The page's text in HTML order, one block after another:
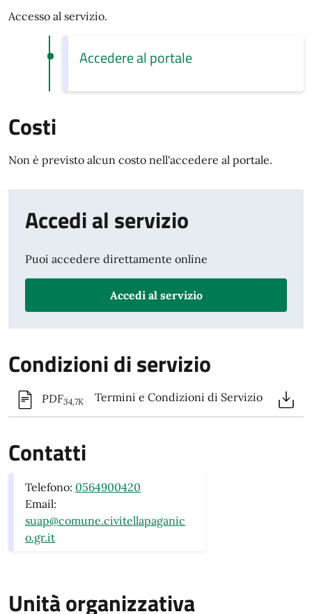
Accesso al servizio.
Accedere al portale
Costi
Non è previsto alcun costo nell'accedere al portale.
Accedi al servizio
Puoi accedere direttamente online
Accedi al servizio
Condizioni di servizio
PDF34,7K Termini e Condizioni di Servizio
Contatti
Telefono: 0564900420
Email:
suap@comune.civitellapaganic
o.gr.it
Unità organizzativa